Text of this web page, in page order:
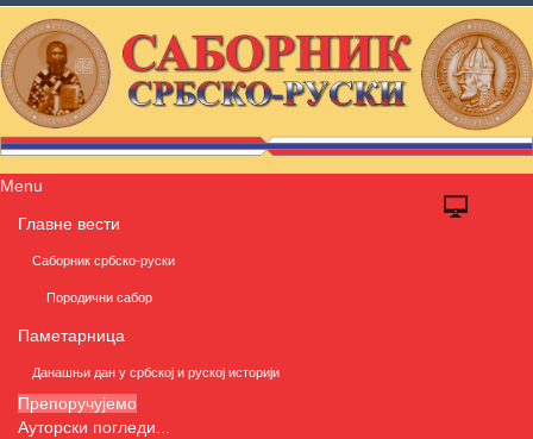
Menu
Главне вести
Саборник србско-руски
Породични сабор
Паметарница
Данашњи дан у србској и руској историји
Препоручујемо
Ауторски погледи...